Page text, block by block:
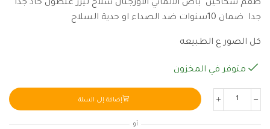
طقم سكاكين باص الالماني الاورجنال سلاح ليزر علطول حاد جدا
جدا ضمان 10سنوات ضد الصداء او حدية السلاح
كل الصور ع الطبيعه
متوفر في المخزون
إضافة إلى السلة
أو